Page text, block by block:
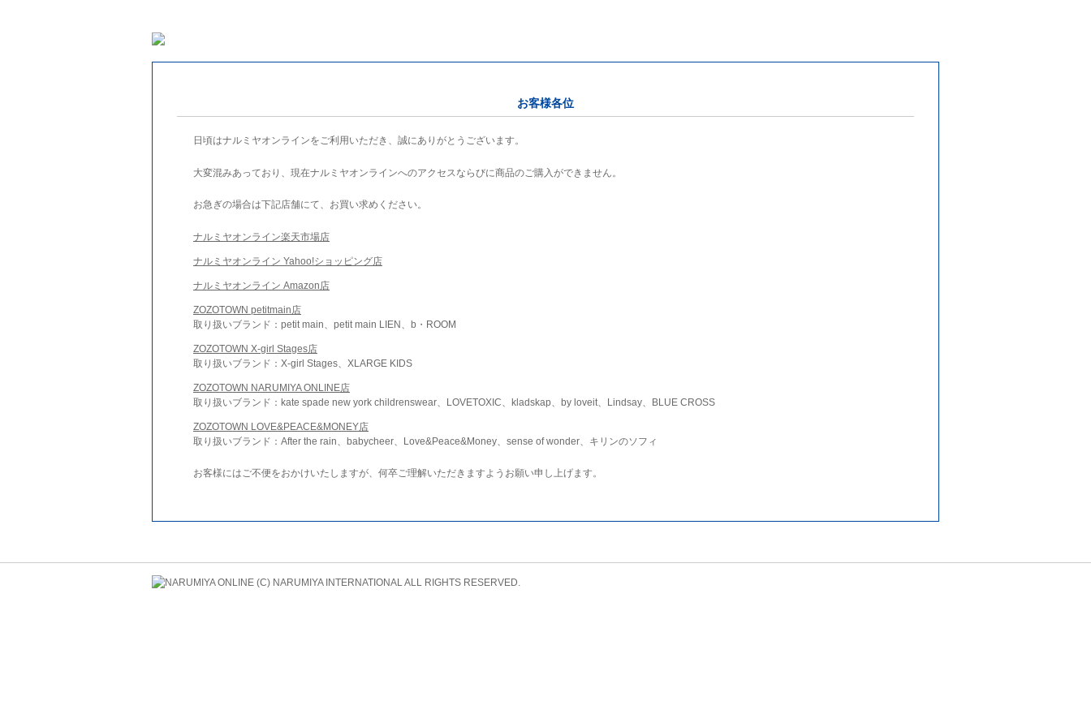
お客様各位
日頃はナルミヤオンラインをご利用いただき、誠にありがとうございます。
大変混みあっており、現在ナルミヤオンラインへのアクセスならびに商品のご購入ができません。
お急ぎの場合は下記店舗にて、お買い求めください。
ナルミヤオンライン楽天市場店
ナルミヤオンライン Yahoo!ショッピング店
ナルミヤオンライン Amazon店
ZOZOTOWN petitmain店
取り扱いブランド：petit main、petit main LIEN、b・ROOM
ZOZOTOWN X-girl Stages店
取り扱いブランド：X-girl Stages、XLARGE KIDS
ZOZOTOWN NARUMIYA ONLINE店
取り扱いブランド：kate spade new york childrenswear、LOVETOXIC、kladskap、by loveit、Lindsay、BLUE CROSS
ZOZOTOWN LOVE&PEACE&MONEY店
取り扱いブランド：After the rain、babycheer、Love&Peace&Money、sense of wonder、キリンのソフィ
お客様にはご不便をおかけいたしますが、何卒ご理解いただきますようお願い申し上げます。